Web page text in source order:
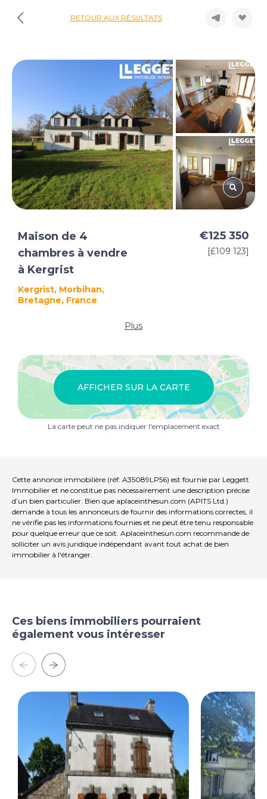
RETOUR AUX RÉSULTATS
Maison de 4
chambres à vendre
à Kergrist
Kergrist, Morbihan,
Bretagne, France
€125 350
[£109 123]
Plus
AFFICHER SUR LA CARTE
La carte peut ne pas indiquer l'emplacement exact
Cette annonce immobilière (réf: A35089LP56) est fournie par Leggett
Immobilier et ne constitue pas nécessairement une description précise
d’un bien particulier. Bien que aplaceinthesun.com (APITS Ltd.)
demande à tous les annonceurs de fournir des informations correctes, il
ne vérifie pas les informations fournies et ne peut être tenu responsable
pour quelque erreur que ce soit. Aplaceinthesun.com recommande de
solliciter un avis juridique indépendant avant tout achat de bien
immobilier à l'étranger.
Ces biens immobiliers pourraient
également vous intéresser